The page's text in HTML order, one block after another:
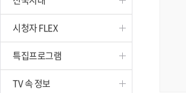
시청자 FLEX
특집프로그램
TV 속 정보